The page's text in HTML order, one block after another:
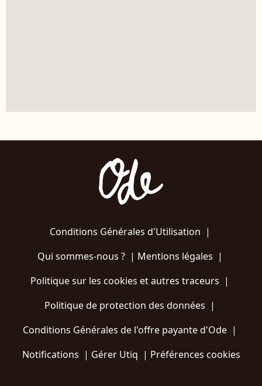
Conditions Générales d'Utilisation |
Qui sommes-nous ?| Mentions légales |
Politique sur les cookies et autres traceurs |
Politique de protection des données |
Conditions Générales de l'offre payante d'Ode |
Notifications | Gérer Utiq | Préférences cookies